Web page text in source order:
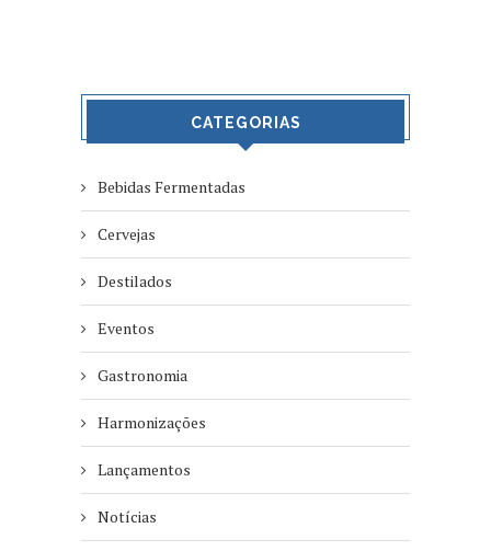
CATEGORIAS
Bebidas Fermentadas
Cervejas
Destilados
Eventos
Gastronomia
Harmonizações
Lançamentos
Notícias